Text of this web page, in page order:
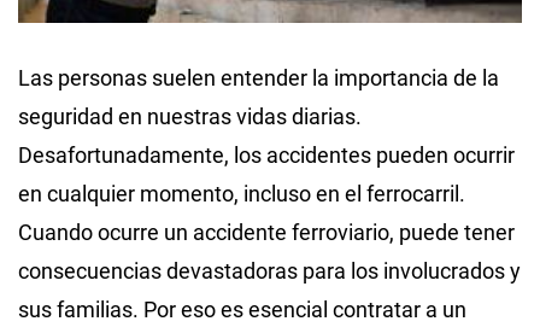
Las personas suelen entender la importancia de la
seguridad en nuestras vidas diarias.
Desafortunadamente, los accidentes pueden ocurrir
en cualquier momento, incluso en el ferrocarril.
Cuando ocurre un accidente ferroviario, puede tener
consecuencias devastadoras para los involucrados y
sus familias. Por eso es esencial contratar a un